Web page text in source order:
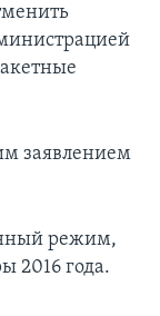
заявлением
режим,
2016 года.